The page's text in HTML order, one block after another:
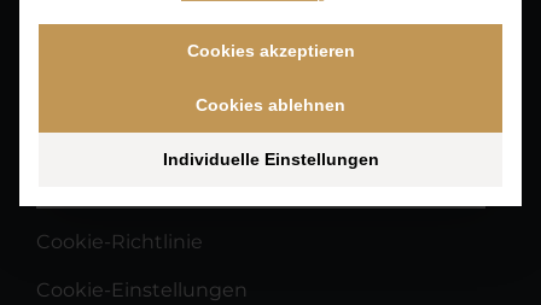
Cookie-Richtlinie
Cookie-Einstellungen
Cookies akzeptieren
Cookies ablehnen
Individuelle Einstellungen